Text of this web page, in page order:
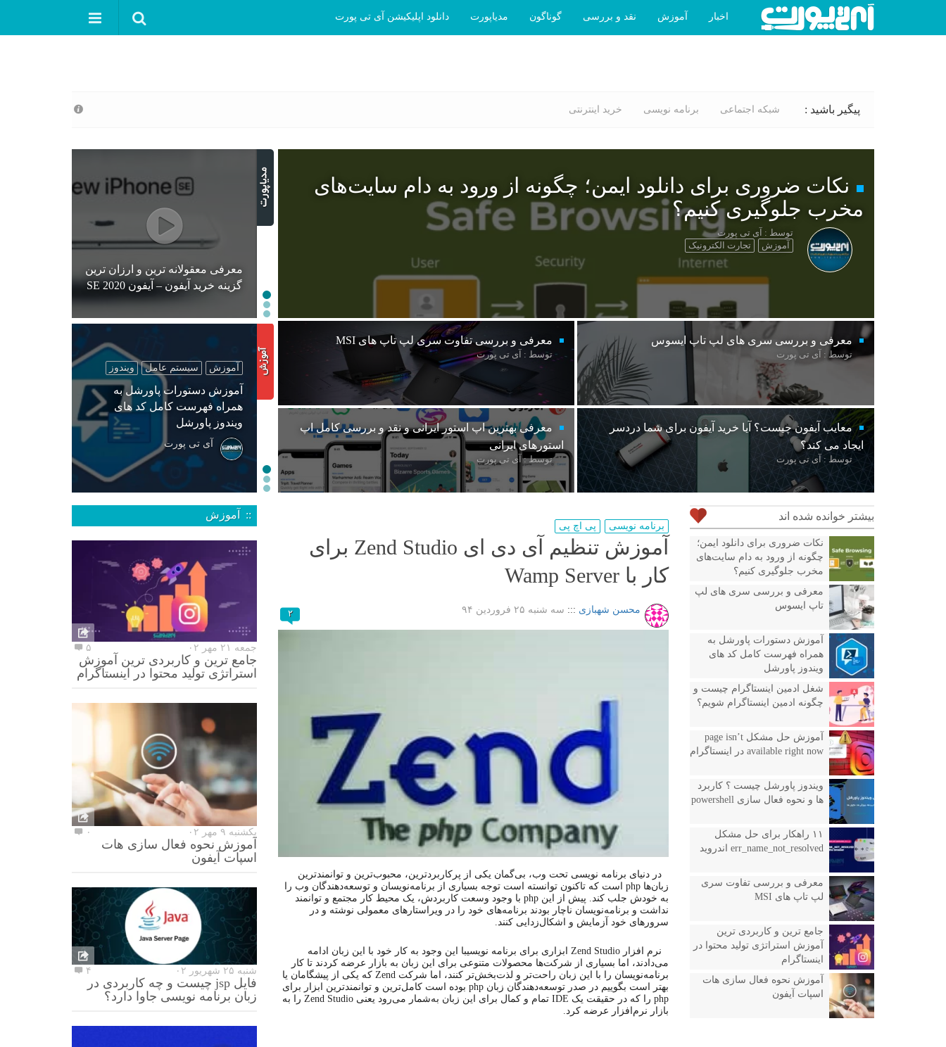
اخبار آموزش نقد و بررسی گوناگون مدیاپورت دانلود اپلیکیشن آی تی پورت
پیگیر باشید : شبکه اجتماعی برنامه نویسی خرید اینترنتی
نکات ضروری برای دانلود ایمن؛ چگونه از ورود به دام سایت‌های
مخرب جلوگیری کنیم؟
توسط : آی تی پورت
آموزش
تجارت الکترونیک
معرفی و بررسی سری های لپ تاپ ایسوس
توسط : آی تی پورت
معرفی و بررسی تفاوت سری لپ تاپ های MSI
توسط : آی تی پورت
معایب آیفون چیست؟ آیا خرید آیفون برای شما دردسر
ایجاد می کند؟
توسط : آی تی پورت
معرفی بهترین اپ استور ایرانی و نقد و بررسی کامل اپ
استورهای ایرانی
توسط : آی تی پورت
معرفی معقولانه ترین و ارزان ترین
گزینه خرید آیفون – آیفون SE 2020
آموزش سیستم عامل ویندوز
آموزش دستورات پاورشل به
همراه فهرست کامل کد های
ویندوز پاورشل
آی تی پورت
برنامه نویسی پی اچ پی
آموزش تنظیم آی دی ای Zend Studio برای
کار با Wamp Server
محسن شهبازی ::: سه شنبه ۲۵ فروردین ۹۴ ۲
در دنیای برنامه‌ نویسی تحت وب، بی‌گمان یکی از پرکاربردترین، محبوب‌ترین و توانمندترین
زبان‌ها php است که تاکنون توانسته است توجه بسیاری از برنامه‌نویسان و توسعه‌دهندگان وب را
به خودش جلب کند. پیش از این php با وجود وسعت کاربردش، یک محیط کار مجتمع و توانمند
نداشت و برنامه‌نویسان ناچار بودند برنامه‌های خود را در ویراستارهای معمولی نوشته و در
سرورهای خود آزمایش و اشکال‌زدایی کنند.
نرم افزار Zend Studio ابزاری برای برنامه نویسیبا این وجود به کار خود با این زبان ادامه
می‌دادند، اما بسیاری از شرکت‌ها محصولات متنوعی برای این زبان به بازار عرضه کردند تا کار
برنامه‌نویسان را با این زبان راحت‌تر و لذت‌بخش‌تر کنند، اما شرکت Zend که یکی از پیشگامان یا
بهتر است بگوییم در صدر توسعه‌دهندگان زبان php بوده است کامل‌ترین و توانمندترین ابزار برای
php را که در حقیقت یک IDE تمام و کمال برای این زبان به‌شمار می‌رود یعنی Zend Studio را به
بازار نرم‌افزار عرضه کرد.
بیشتر خوانده شده اند
نکات ضروری برای دانلود ایمن؛
چگونه از ورود به دام سایت‌های
مخرب جلوگیری کنیم؟
معرفی و بررسی سری های لپ
تاپ ایسوس
آموزش دستورات پاورشل به
همراه فهرست کامل کد های
ویندوز پاورشل
شغل ادمین اینستاگرام چیست و
چگونه ادمین اینستاگرام شویم؟
آموزش حل مشکل page isn’t
available right now در اینستاگرام
ویندوز پاورشل چیست ؟ کاربرد
ها و نحوه فعال سازی powershell
۱۱ راهکار برای حل مشکل
err_name_not_resolved اندروید
معرفی و بررسی تفاوت سری
لپ تاپ های MSI
جامع ترین و کاربردی ترین
آموزش استراتژی تولید محتوا در
اینستاگرام
آموزش نحوه فعال سازی هات
اسپات آیفون
:: آموزش
جمعه ۲۱ مهر ۰۲ ۵
جامع ترین و کاربردی ترین آموزش
استراتژی تولید محتوا در اینستاگرام
یکشنبه ۹ مهر ۰۲ ۰
آموزش نحوه فعال سازی هات
اسپات آیفون
شنبه ۲۵ شهریور ۰۲ ۴
فایل jsp چیست و چه کاربردی در
زبان برنامه نویسی جاوا دارد؟